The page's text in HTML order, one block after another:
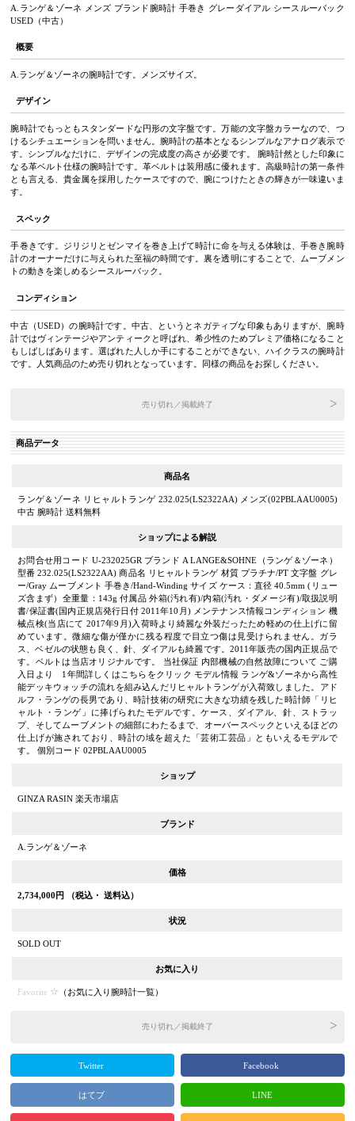
A.ランゲ＆ゾーネ メンズ ブランド腕時計 手巻き グレーダイアル シースルーバック
USED（中古）
概要
A.ランゲ＆ゾーネの腕時計です。メンズサイズ。
デザイン
腕時計でもっともスタンダードな円形の文字盤です。万能の文字盤カラーなので、つ
けるシチュエーションを問いません。腕時計の基本となるシンプルなアナログ表示で
す。シンプルなだけに、デザインの完成度の高さが必要です。 腕時計然とした印象に
なる革ベルト仕様の腕時計です。革ベルトは装用感に優れます。高級時計の第一条件
とも言える、貴金属を採用したケースですので、腕につけたときの輝きが一味違いま
す。
スペック
手巻きです。ジリジリとゼンマイを巻き上げて時計に命を与える体験は、手巻き腕時
計のオーナーだけに与えられた至福の時間です。裏を透明にすることで、ムーブメン
トの動きを楽しめるシースルーバック。
コンディション
中古（USED）の腕時計です。中古、というとネガティブな印象もありますが、腕時
計ではヴィンテージやアンティークと呼ばれ、希少性のためプレミア価格になること
もしばしばあります。選ばれた人しか手にすることができない、ハイクラスの腕時計
です。人気商品のため売り切れとなっています。同様の商品をお探しください。
売り切れ／掲載終了
商品データ
商品名
ランゲ＆ゾーネ リヒャルトランゲ 232.025(LS2322AA) メンズ(02PBLAAU0005)
中古 腕時計 送料無料
ショップによる解説
お問合せ用コード U-232025GR ブランド A LANGE&SOHNE（ランゲ＆ゾーネ）
型番 232.025(LS2322AA) 商品名 リヒャルトランゲ 材質 プラチナ/PT 文字盤 グレ
ー/Gray ムーブメント 手巻き/Hand-Winding サイズ ケース：直径 40.5mm (リュー
ズ含まず）全重量：143g 付属品 外箱(汚れ有)/内箱(汚れ・ダメージ有)/取扱説明
書/保証書(国内正規店発行日付 2011年10月) メンテナンス情報コンディション 機
械点検(当店にて 2017年9月)入荷時より綺麗な外装だったため軽めの仕上げに留
めています。微細な傷が僅かに残る程度で目立つ傷は見受けられません。ガラ
ス、ベゼルの状態も良く、針、ダイアルも綺麗です。2011年販売の国内正規品で
す。ベルトは当店オリジナルです。 当社保証 内部機械の自然故障について ご購
入日より 1年間詳しくはこちらをクリック モデル情報 ランゲ&ゾーネから高性
能デッキウォッチの流れを組み込んだリヒャルトランゲが入荷致しました。アド
ルフ・ランゲの長男であり、時計技術の研究に大きな功績を残した時計師「リヒ
ャルト・ランゲ」に捧げられたモデルです。ケース、ダイアル、針、ストラッ
プ、そしてムーブメントの細部にわたるまで、オーバースペックといえるほどの
仕上げが施されており、時計の域を超えた「芸術工芸品」ともいえるモデルで
す。 個別コード 02PBLAAU0005
ショップ
GINZA RASIN 楽天市場店
ブランド
A.ランゲ＆ゾーネ
価格
2,734,000 円 （税込・ 送料込）
状況
SOLD OUT
お気に入り
Favorite （お気に入り腕時計一覧）
売り切れ／掲載終了
Twitter Facebook
はてブ LINE